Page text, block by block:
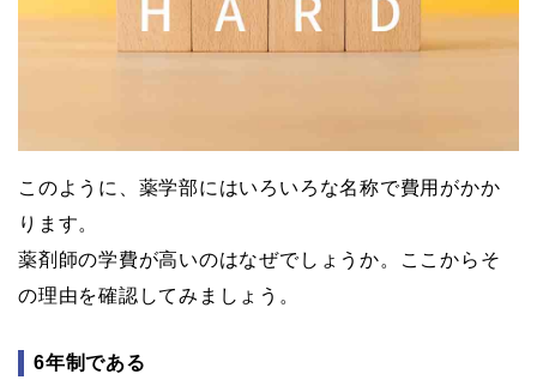
このように、薬学部にはいろいろな名称で費用がかか
ります。
薬剤師の学費が高いのはなぜでしょうか。ここからそ
の理由を確認してみましょう。
6年制である